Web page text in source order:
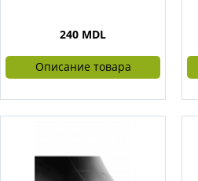
240 MDL
Описание товара